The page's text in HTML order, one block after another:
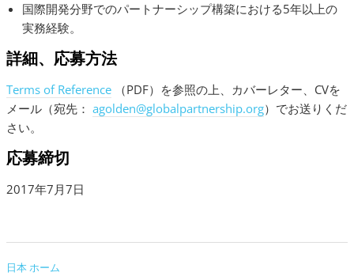
国際開発分野でのパートナーシップ構築における5年以上の
実務経験。
詳細、応募方法
Terms of Reference （PDF）を参照の上、カバーレター、CVを
メール（宛先： agolden@globalpartnership.org）でお送りくだ
さい。
応募締切
2017年7月7日
日本 ホーム